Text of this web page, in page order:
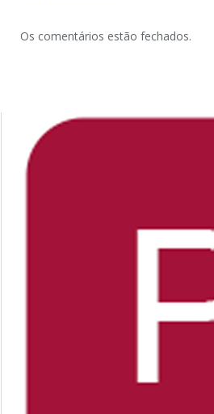
Os comentários estão fechados.